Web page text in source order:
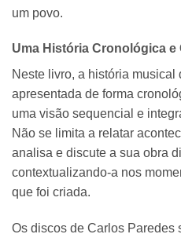
um povo.
Uma História Cronológica e
Neste livro, a história musical
apresentada de forma
uma visão sequencial e
Não se limita a relatar
analisa e discute a sua obra
contextualizando-a nos
que foi criada.
Os discos de Carlos Paredes